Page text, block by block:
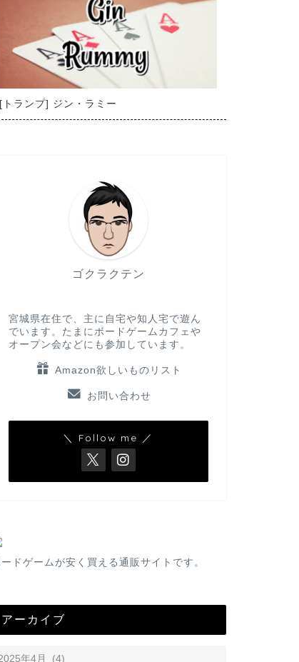
[トランプ] ジン・ラミー
ゴクラクテン
宮城県在住で、主に自宅や知人宅で遊ん
でいます。たまにボードゲームカフェや
オープン会などにも参加しています。
Amazon欲しいものリスト
お問い合わせ
＼ Follow me ／
ドゲームが安く買える通販サイトです。
アーカイブ